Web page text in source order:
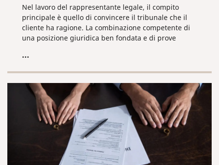
Nel lavoro del rappresentante legale, il compito
principale è quello di convincere il tribunale che il
cliente ha ragione. La combinazione competente di
una posizione giuridica ben fondata e di prove
l’intervento durante l'udienza, rappresentano il
...